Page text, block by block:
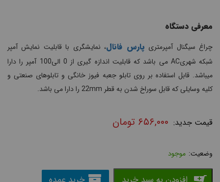
معرفی دستگاه
چراغ سیگنال آمپرمتری پارس فانال، نمایشگری با قابلیت نمایش آمپر
شبکه شهریAC می باشد که قابلیت اندازه گیری از 0 الی100 آمپر را دارا
میباشد. قابل استفاده بر روی تابلو جعبه فیوز خانگی و تابلوهای صنعتی و
کلیه وسایلی که قابل سوراخ شدن به قطر 22mm را دارا می باشد.
۶۵۶,۰۰۰ تومان
موجود